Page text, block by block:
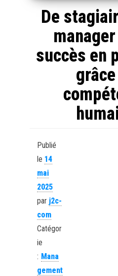
De
succès en
Publié
le 14
mai
2025
par j2c-
com
Catégor
ie
: Mana
gement